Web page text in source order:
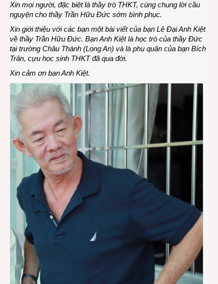
Xin mọi người, đặc biệt là thầy trò THKT, cùng chung lời cầu
nguyện cho thầy Trần Hữu Đức sớm bình phục.
Xin giới thiệu với các bạn một bài viết của bạn Lê Đại Anh Kiệt
về thầy Trần Hữu Đức. Bạn Anh Kiệt là học trò của thầy Đức
tại trường Châu Thành (Long An) và là phu quân của bạn Bích
Trân, cựu học sinh THKT đã qua đời.
Xin cảm ơn bạn Anh Kiệt.